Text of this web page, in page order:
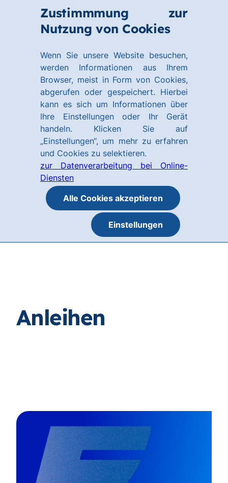
Zustimmmung zur
Nutzung von Cookies
Wenn Sie unsere Website besuchen,
werden Informationen aus Ihrem
Browser, meist in Form von Cookies,
abgerufen oder gespeichert. Hierbei
kann es sich um Informationen über
Ihre Einstellungen oder Ihr Gerät
handeln. Klicken Sie auf
„Einstellungen“, um mehr zu erfahren
und Cookies zu selektieren.
zur Datenverarbeitung bei Online-
Diensten
Alle Cookies akzeptieren
Einstellungen
Hauptinhalt
Anleihen